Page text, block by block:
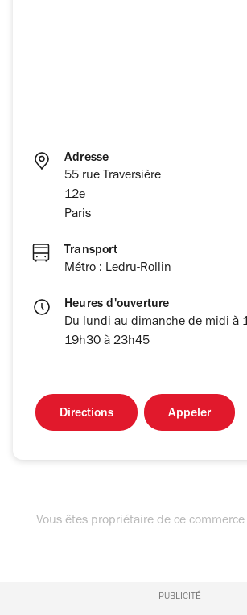
Adresse
55 rue Traversière
12e
Paris
Transport
Métro : Ledru-Rollin
Heures d'ouverture
Du lundi au dimanche de midi à
19h30 à 23h45
Directions Appeler
Vous êtes propriétaire de ce commerce
PUBLICITÉ